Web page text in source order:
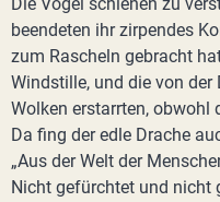
beendeten ihr zirpendes
zum Rascheln gebracht
Windstille, und die von
Wolken erstarrten, obwohl
Da fing der edle Drache
„Aus der Welt der
Nicht gefürchtet und nicht